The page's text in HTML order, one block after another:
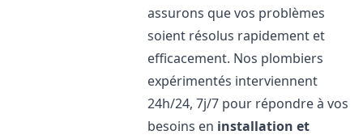
assurons que vos problèmes
soient résolus rapidement et
efficacement. Nos plombiers
expérimentés interviennent
24h/24, 7j/7 pour répondre à vos
besoins en installation et